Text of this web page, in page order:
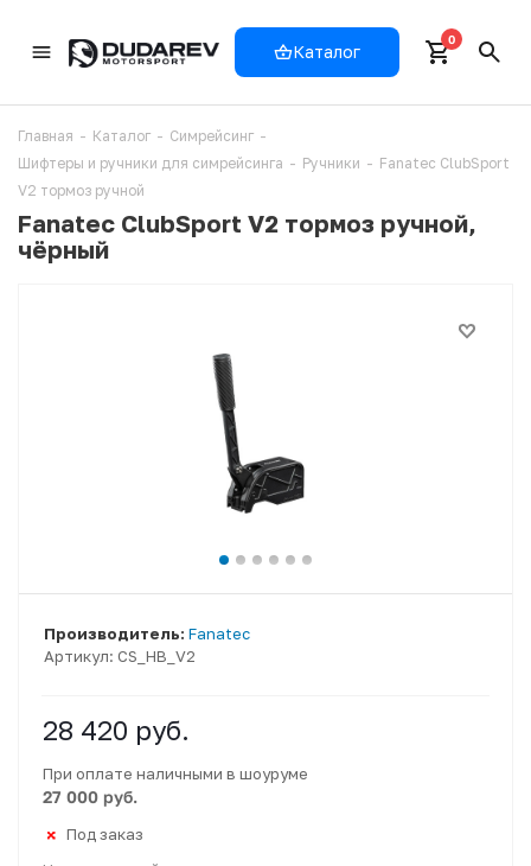
Каталог
0
Главная - Каталог - Симрейсинг -
Шифтеры и ручники для симрейсинга - Ручники - Fanatec ClubSport
V2 тормоз ручной
Fanatec ClubSport V2 тормоз ручной,
чёрный
Артикул: CS_HB_V2
Производитель: Fanatec
28 420 руб.
При оплате наличными в шоуруме
27 000 руб.
Под заказ